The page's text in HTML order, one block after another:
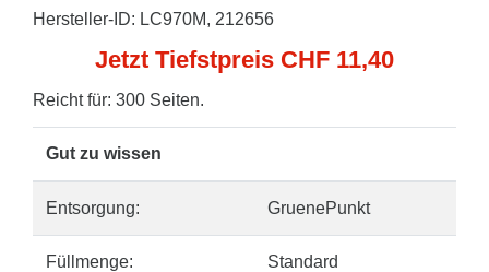
Hersteller-ID: LC970M, 212656
Jetzt Tiefstpreis CHF 11,40
Reicht für: 300 Seiten.
Gut zu wissen
Entsorgung: GruenePunkt
Füllmenge: Standard